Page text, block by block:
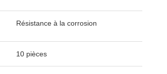
Résistance à la corrosion
10 pièces